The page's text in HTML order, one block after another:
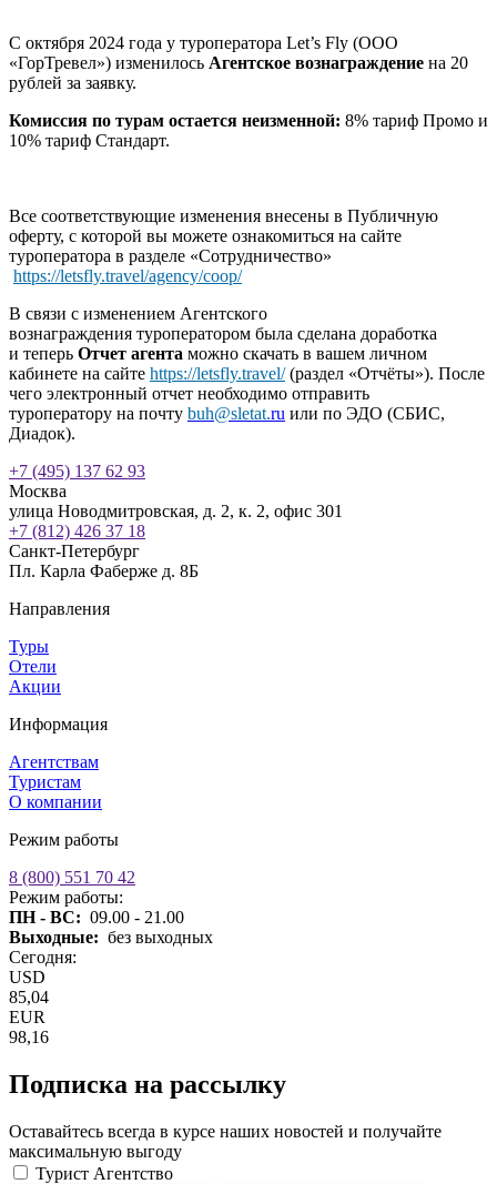
С октября 2024 года у туроператора Let’s Fly (ООО
«ГорТревел») изменилось Агентское вознаграждение на 20
рублей за заявку.
Комиссия по турам остается неизменной: 8% тариф Промо и
10% тариф Стандарт.
Все соответствующие изменения внесены в Публичную
оферту, с которой вы можете ознакомиться на сайте
туроператора в разделе «Сотрудничество»
https://letsfly.travel/agency/coop/
В связи с изменением Агентского
вознаграждения туроператором была сделана доработка
и теперь Отчет агента можно скачать в вашем личном
кабинете на сайте https://letsfly.travel/ (раздел «Отчёты»). После
чего электронный отчет необходимо отправить
туроператору на почту buh@sletat.ru или по ЭДО (СБИС,
Диадок).
+7 (495) 137 62 93
Москва
улица Новодмитровская, д. 2, к. 2, офис 301
+7 (812) 426 37 18
Санкт-Петербург
Пл. Карла Фаберже д. 8Б
Направления
Туры
Отели
Акции
Информация
Агентствам
Туристам
О компании
Режим работы
8 (800) 551 70 42
Режим работы:
ПН - ВС: 09.00 - 21.00
Выходные: без выходных
Сегодня:
USD
85,04
EUR
98,16
Подписка на рассылку
Оставайтесь всегда в курсе наших новостей и получайте
максимальную выгоду
Турист Агентство